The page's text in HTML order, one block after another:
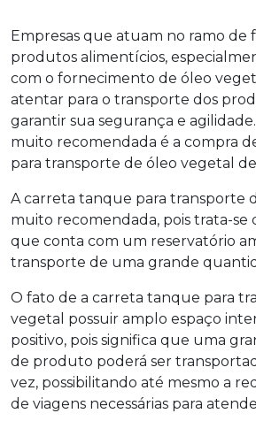
Empresas que atuam no ramo de
produtos alimentícios,
com o fornecimento de óleo
atentar para o transporte dos
garantir sua segurança e
muito recomendada é a compra
para transporte de óleo vegetal
A carreta tanque para transporte
muito recomendada, pois trata-se
que conta com um reservatório
transporte de uma grande
O fato de a carreta tanque para
vegetal possuir amplo espaço
positivo, pois significa que uma
de produto poderá ser
vez, possibilitando até mesmo a
de viagens necessárias para